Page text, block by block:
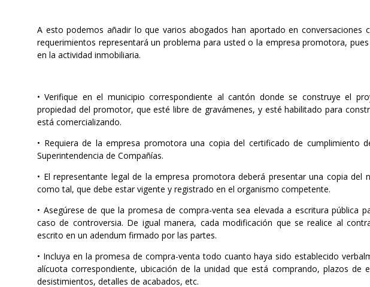
A esto podemos añadir lo que varios abogados han aportado en conversaciones
requerimientos representará un problema para usted o la empresa promotora,
en la actividad inmobiliaria.
• Verifique en el municipio correspondiente al cantón donde se construye el
propiedad del promotor, que esté libre de gravámenes, y esté habilitado para
está comercializando.
• Requiera de la empresa promotora una copia del certificado de cumplimiento
Superintendencia de Compañías.
• El representante legal de la empresa promotora deberá presentar una copia del
como tal, que debe estar vigente y registrado en el organismo competente.
• Asegúrese de que la promesa de compra-venta sea elevada a escritura pública
caso de controversia. De igual manera, cada modificación que se realice al
escrito en un adendum firmado por las partes.
• Incluya en la promesa de compra-venta todo cuanto haya sido establecido
alícuota correspondiente, ubicación de la unidad que está comprando, plazos de
desistimientos, detalles de acabados, etc.